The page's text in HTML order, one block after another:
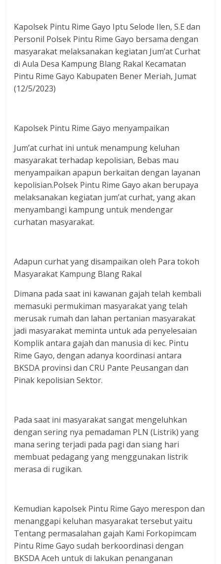
Kapolsek Pintu Rime Gayo Iptu Selode Ilen, S.E dan
Personil Polsek Pintu Rime Gayo bersama dengan
masyarakat melaksanakan kegiatan Jum’at Curhat
di Aula Desa Kampung Blang Rakal Kecamatan
Pintu Rime Gayo Kabupaten Bener Meriah, Jumat
(12/5/2023)
Kapolsek Pintu Rime Gayo menyampaikan
Jum’at curhat ini untuk menampung keluhan
masyarakat terhadap kepolisian, Bebas mau
menyampaikan apapun berkaitan dengan layanan
kepolisian.Polsek Pintu Rime Gayo akan berupaya
melaksanakan kegiatan jum’at curhat, yang akan
menyambangi kampung untuk mendengar
curhatan masyarakat.
Adapun curhat yang disampaikan oleh Para tokoh
Masyarakat Kampung Blang Rakal
Dimana pada saat ini kawanan gajah telah kembali
memasuki permukiman masyarakat yang telah
merusak rumah dan lahan pertanian masyarakat
jadi masyarakat meminta untuk ada penyelesaian
Komplik antara gajah dan manusia di kec. Pintu
Rime Gayo, dengan adanya koordinasi antara
BKSDA provinsi dan CRU Pante Peusangan dan
Pinak kepolisian Sektor.
Pada saat ini masyarakat sangat mengeluhkan
dengan sering nya pemadaman PLN (Listrik) yang
mana sering terjadi pada pagi dan siang hari
membuat pedagang yang menggunakan listrik
merasa di rugikan.
Kemudian kapolsek Pintu Rime Gayo merespon dan
menanggapi keluhan masyarakat tersebut yaitu
Tentang permasalahan gajah Kami Forkopimcam
Pintu Rime Gayo sudah berkoordinasi dengan
BKSDA Aceh untuk di lakukan penanganan